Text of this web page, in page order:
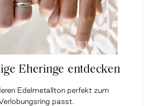
Eheringe entdecken
Edelmetallton perfekt zum
passt.